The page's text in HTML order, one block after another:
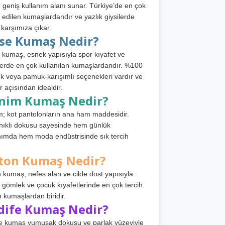
kullanım alanı sunar. Türkiye’de en çok
kumaşlardandır ve yazlık giysilerde
çıkar.
Kumaş Nedir?
esnek yapısıyla spor kıyafet ve
en çok kullanılan kumaşlardandır. %100
veya pamuk-karışımlı seçenekleri vardır ve
açısından idealdir.
Kumaş Nedir?
kot pantolonların ana ham maddesidir.
dokusu sayesinde hem günlük
hem moda endüstrisinde sık tercih
Kumaş Nedir?
kumaş, nefes alan ve cilde dost yapısıyla
ve çocuk kıyafetlerinde en çok tercih
kumaşlardan biridir.
Kumaş Nedir?
kumaş yumuşak dokusu ve parlak yüzeyiyle